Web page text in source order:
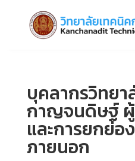
บุคลากรวิทย
กาญจนดิษฐ์ ผู้
และการยกย่อ
ภายนอก